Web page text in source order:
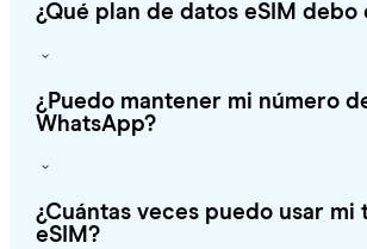
¿Qué plan de datos eSIM debo
¿Puedo mantener mi número
WhatsApp?
¿Cuántas veces puedo usar mi
eSIM?